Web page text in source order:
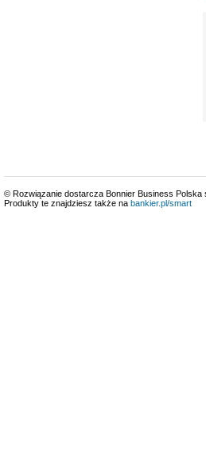
© Rozwiązanie dostarcza Bonnier Business Polska
Produkty te znajdziesz także na bankier.pl/smart